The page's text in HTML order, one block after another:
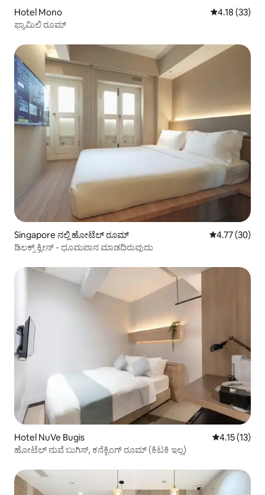
Hotel Mono 5 ರಲ್ಲಿ 4.18
4.18 (33)
ಫ್ಯಾಮಿಲಿ ರೂಮ್
Singapore ನಲ್ಲಿ ಹೋಟೆಲ್ ರೂಮ್ 5 ರಲ್ಲಿ 4.77
4.77 (30)
ಡಿಲಕ್ಸ್ ಕ್ವೀನ್ - ಧೂಮಪಾನ ಮಾಡದಿರುವುದು
Hotel NuVe Bugis 5 ರಲ್ಲಿ 4.15
4.15 (13)
ಹೋಟೆಲ್ ನುವೆ ಬುಗಿಸ್, ಕನೆಕ್ಟಿಂಗ್ ರೂಮ್ (ಕಿಟಕಿ ಇಲ್ಲ)